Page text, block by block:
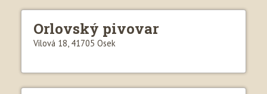
Orlovský pivovar
Vilová 18, 41705 Osek